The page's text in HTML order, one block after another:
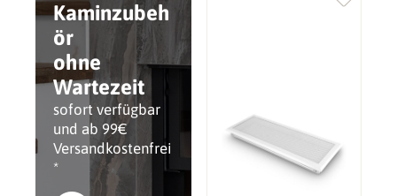
Kaminzubeh
ör
ohne
Wartezeit
sofort verfügbar
und ab 99€
Versandkostenfrei
*